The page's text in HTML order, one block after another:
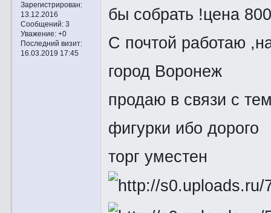
Зарегистрирован:
13.12.2016
Сообщений:3
Уважение: +0
Последний визит:
16.03.2019 17:45
бы собрать !цена
С почтой работаю
город Воронеж
продаю в связи с
фигурки ибо дорого
торг уместен